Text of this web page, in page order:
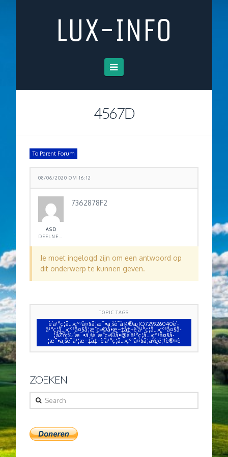
LUX-INFO
Navigation
4567D
To Parent Forum
08/06/2020 OM 16:12
ASD
7362878F2
Je moet ingelogd zijn om een antwoord op
dit onderwerp te kunnen geven.
TOPIC TAGS
è´­ä¹°ç¦å…‹çº³å¤§å­¦æ¯•ä¸šè¯å¾®ä¿¡Q729926040è´­
ä¹°ç¦å…‹çº³å¤§å­¦æˆç»©å•æ–‡å‡­+è´­ä¹°ç¦å…‹çº³å¤§å­
¦åŽŸç‰ˆæ¯•ä¸šè¯æˆç»©å•@è´­ä¹°ç¦å…‹çº³å¤§å­
¦æ¯•ä¸šè¯ä¹¦æ–‡å‡­+è´­ä¹°ç¦å…‹çº³å¤§å­¦ä½¿é¦†è®¤è
ZOEKEN
Search